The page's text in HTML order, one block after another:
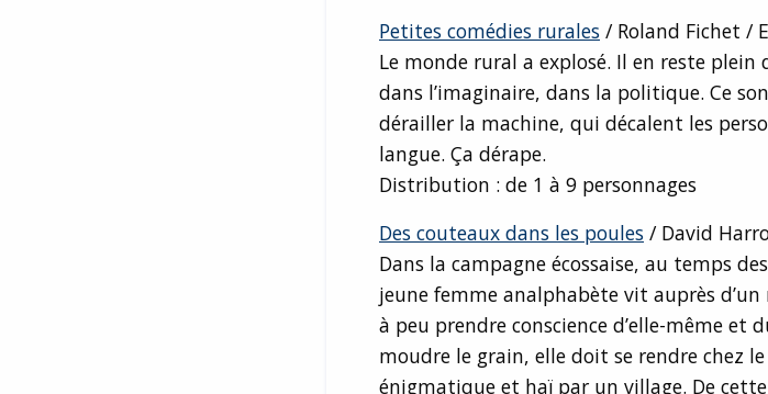
Petites comédies rurales / Roland Fichet /
Le monde rural a explosé. Il en reste
dans l’imaginaire, dans la politique. Ce
dérailler la machine, qui décalent les
langue. Ça dérape.
Distribution : de 1 à 9 personnages
Des couteaux dans les poules / David
Dans la campagne écossaise, au temps
jeune femme analphabète vit auprès
à peu prendre conscience d’elle-même et
moudre le grain, elle doit se rendre chez
énigmatique et haï par un village. De